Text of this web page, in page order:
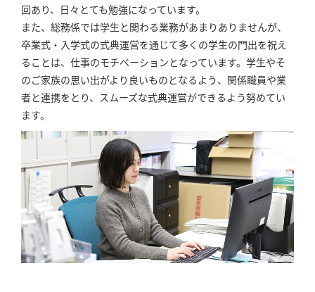
回あり、日々とても勉強になっています。
また、総務係では学生と関わる業務があまりありませんが、
卒業式・入学式の式典運営を通じて多くの学生の門出を祝え
ることは、仕事のモチベーションとなっています。学生やそ
のご家族の思い出がより良いものとなるよう、関係職員や業
者と連携をとり、スムーズな式典運営ができるよう努めてい
ます。